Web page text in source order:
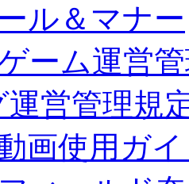
ル＆マナー
ーム運営
運営管理規
画使用ガ